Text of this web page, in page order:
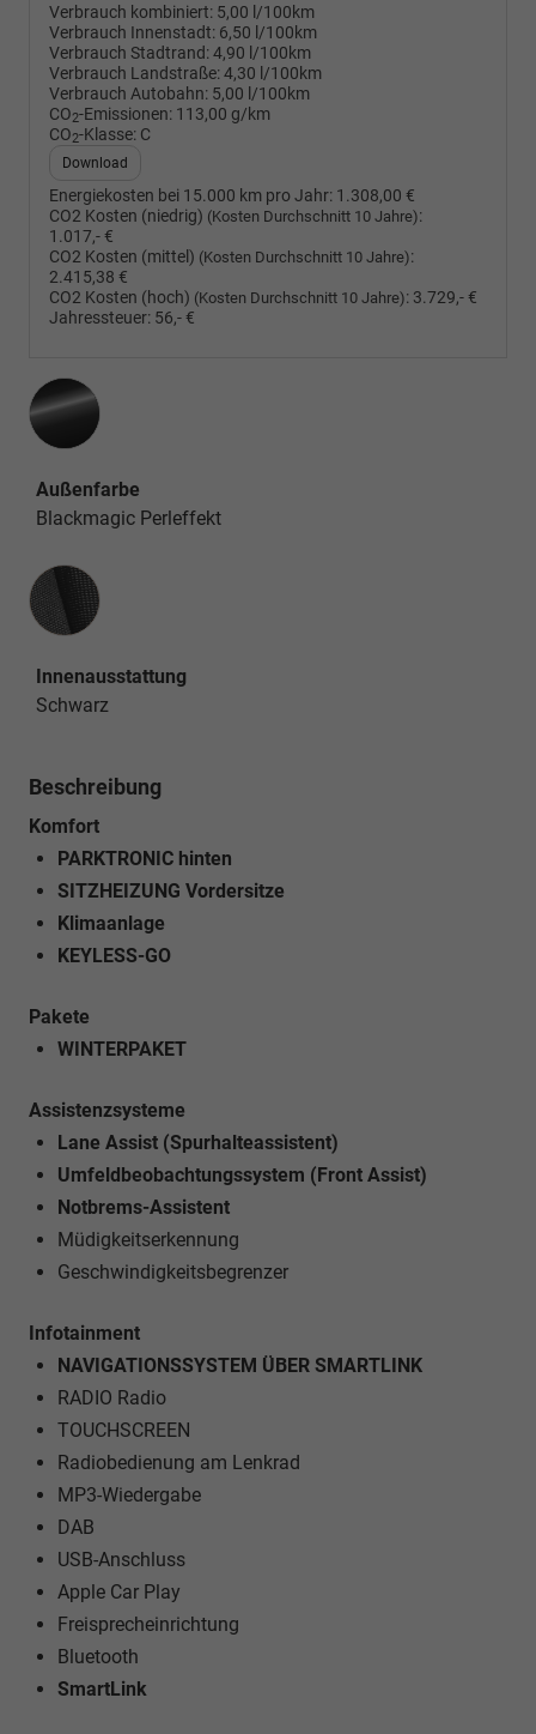
Verbrauch kombiniert: 5,00 l/100km
Verbrauch Innenstadt: 6,50 l/100km
Verbrauch Stadtrand:4,90 l/100km
Verbrauch Landstraße:4,30 l/100km
Verbrauch Autobahn: 5,00 l/100km
CO2-Emissionen: 113,00 g/km
CO2-Klasse: C
Download
Energiekosten bei 15.000 km pro Jahr: 1.308,00 €
CO2 Kosten (niedrig) (Kosten Durchschnitt 10 Jahre):
1.017,- €
CO2 Kosten (mittel) (Kosten Durchschnitt 10 Jahre):
2.415,38 €
CO2 Kosten (hoch) (Kosten Durchschnitt 10 Jahre): 3.729,- €
Jahressteuer: 56,- €
Außenfarbe
Blackmagic Perleffekt
Innenausstattung
Innenausstattung
Schwarz
Beschreibung
Komfort
PARKTRONIC hinten
SITZHEIZUNG Vordersitze
Klimaanlage
KEYLESS-GO
Pakete
WINTERPAKET
Assistenzsysteme
Lane Assist (Spurhalteassistent)
Umfeldbeobachtungssystem (Front Assist)
Notbrems-Assistent
Müdigkeitserkennung
Geschwindigkeitsbegrenzer
Infotainment
NAVIGATIONSSYSTEM ÜBER SMARTLINK
RADIO Radio
TOUCHSCREEN
Radiobedienung am Lenkrad
MP3-Wiedergabe
DAB
USB-Anschluss
Apple Car Play
Freisprecheinrichtung
Bluetooth
SmartLink